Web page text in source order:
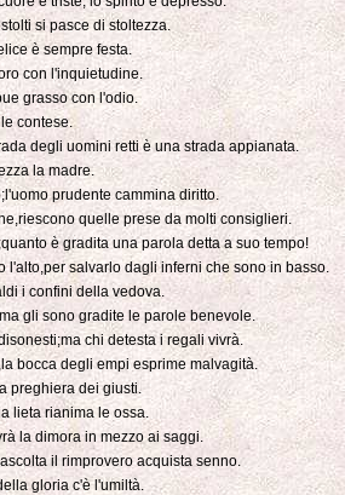
si pasce di stoltezza.
è sempre festa.
con l'inquietudine.
grasso con l'odio.
contese.
degli uomini retti è una strada appianata.
la madre.
prudente cammina diritto.
quelle prese da molti consiglieri.
è gradita una parola detta a suo tempo!
l'alto,per salvarlo dagli inferni che sono in basso.
i confini della vedova.
gli sono gradite le parole benevole.
chi detesta i regali vivrà.
bocca degli empi esprime malvagità.
preghiera dei giusti.
lieta rianima le ossa.
la dimora in mezzo ai saggi.
il rimprovero acquista senno.
gloria c'è l'umiltà.